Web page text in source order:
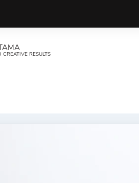
RESULTS